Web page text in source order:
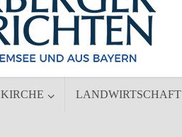
KIRCHE LANDWIRTSCHAFT